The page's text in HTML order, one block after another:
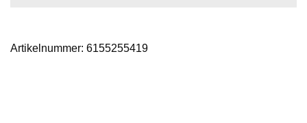
Artikelnummer: 6155255419